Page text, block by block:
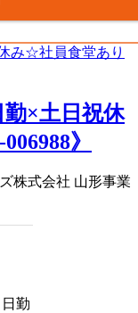
×土日祝休
》
株式会社 山形事業
勤